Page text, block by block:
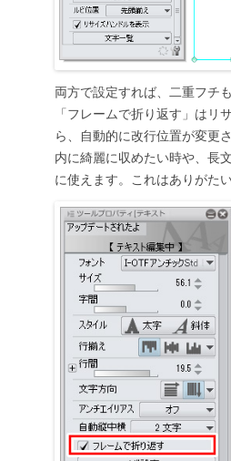
両方で設定すれば、二重フチ
「フレームで折り返す」はリ
ら、自動的に改行位置が変更
内に綺麗に収めたい時や、長
に使えます。これはありがた